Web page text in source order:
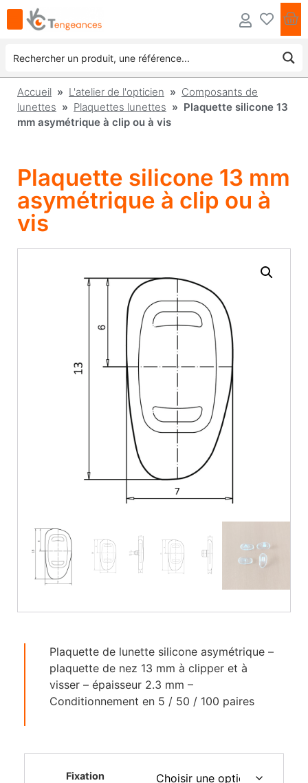
Accueil » L'atelier de l'opticien » Composants de
lunettes » Plaquettes lunettes » Plaquette silicone 13
mm asymétrique à clip ou à vis
Plaquette silicone 13 mm
asymétrique à clip ou à
vis
Plaquette de lunette silicone asymétrique –
plaquette de nez 13 mm à clipper et à
visser – épaisseur 2.3 mm –
Conditionnement en 5 / 50 / 100 paires
Fixation